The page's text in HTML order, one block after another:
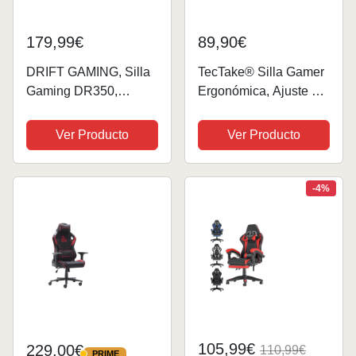
179,99€
DRIFT GAMING, Silla
Gaming DR350,
Gaming Profesional,
Polipiel, reposabrazos
4D, Ruedas
cojin...
Ver Producto
89,90€
TecTake® Silla Gamer
Ergonómica, Ajuste de
Escritorio de Oficina,
Silla de Estudio con
Acolchado Cómodo,
Ruedas,...
Ver Producto
229,00€ PRIME
-4%
105,99€ 110,99€